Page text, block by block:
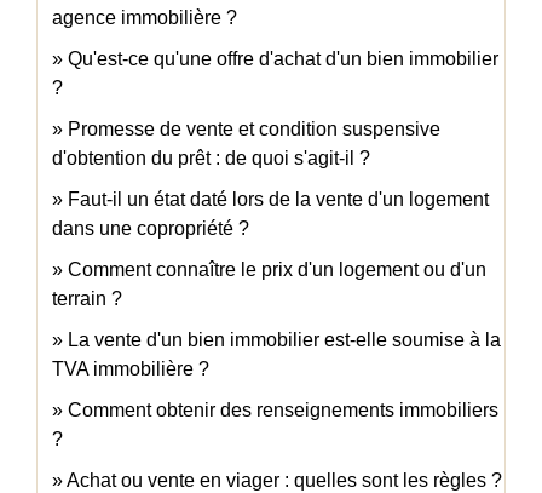
agence immobilière ?
Qu'est-ce qu'une offre d'achat d'un bien immobilier
?
Promesse de vente et condition suspensive
d'obtention du prêt : de quoi s'agit-il ?
Faut-il un état daté lors de la vente d'un logement
dans une copropriété ?
Comment connaître le prix d'un logement ou d'un
terrain ?
La vente d'un bien immobilier est-elle soumise à la
TVA immobilière ?
Comment obtenir des renseignements immobiliers
?
Achat ou vente en viager : quelles sont les règles ?